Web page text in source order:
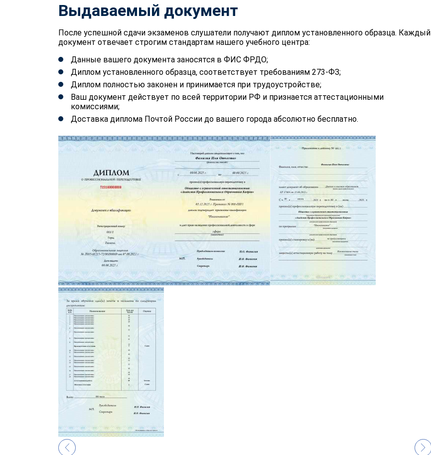
Выдаваемый документ
После успешной сдачи экзаменов слушатели получают диплом установленного образца. Каждый
документ отвечает строгим стандартам нашего учебного центра:
Данные вашего документа заносятся в ФИС ФРДО;
Диплом установленного образца, соответствует требованиям 273-ФЗ;
Диплом полностью законен и принимается при трудоустройстве;
Ваш документ действует по всей территории РФ и признается аттестационными
комиссиями;
Доставка диплома Почтой России до вашего города абсолютно бесплатно.